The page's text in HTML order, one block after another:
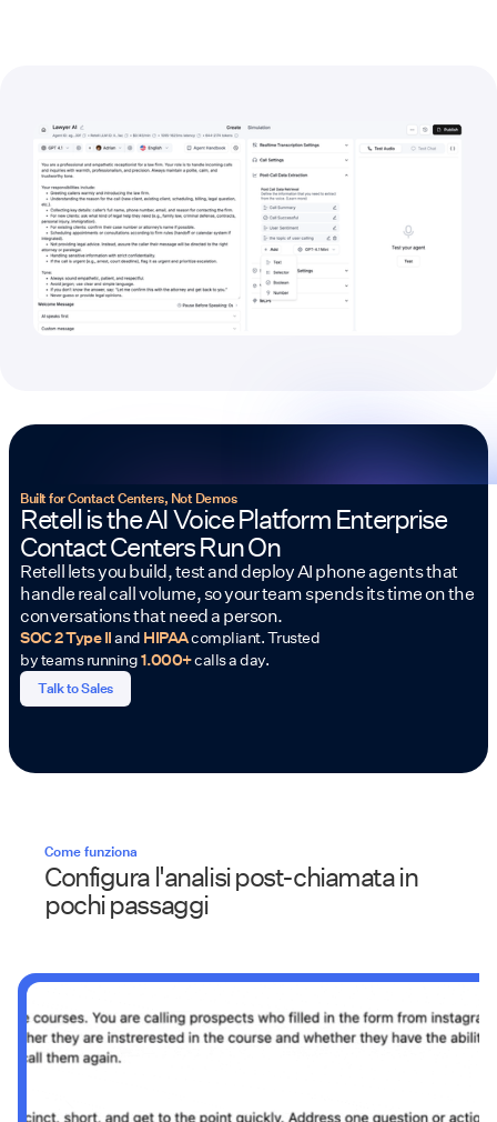
Built for Contact Centers, Not Demos
Retell is the AI Voice Platform Enterprise
Contact Centers Run On
Retell lets you build, test and deploy AI phone agents that
handle real call volume, so your team spends its time on the
conversations that need a person.
SOC 2 Type IIand HIPAAcompliant. Trusted
by teams running1.000+calls a day.
Talk to Sales
Come funziona
Configura l'analisi post-chiamata in
pochi passaggi